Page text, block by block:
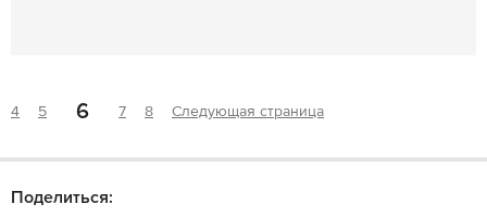
4 5 6 7 8 Следующая страница
Поделиться: